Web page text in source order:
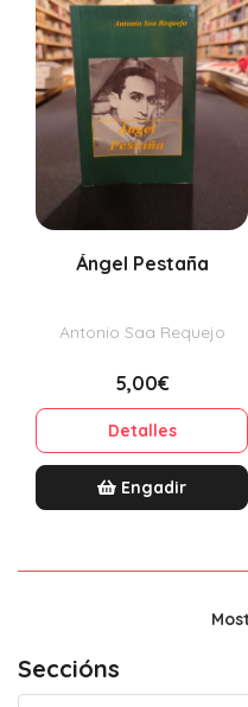
Ángel Pestaña
Antonio Saa Requejo
5,00€
Detalles
Engadir
Seccións